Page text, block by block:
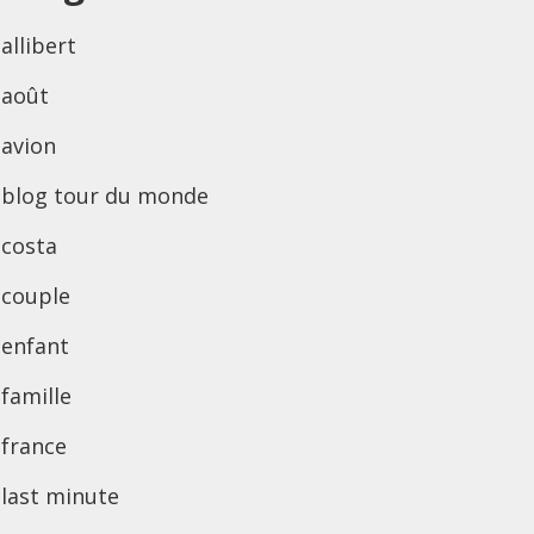
allibert
août
avion
blog tour du monde
costa
couple
enfant
famille
france
last minute